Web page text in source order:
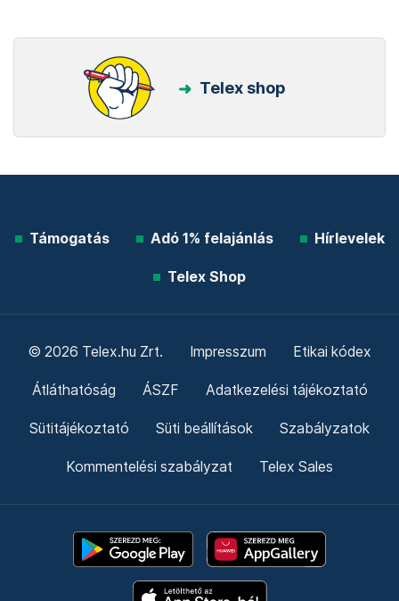
Telex shop
Támogatás Adó 1% felajánlás Hírlevelek
Telex Shop
© 2026 Telex.hu Zrt. Impresszum Etikai kódex
Átláthatóság ÁSZF Adatkezelési tájékoztató
Sütitájékoztató Süti beállítások Szabályzatok
Kommentelési szabályzat Telex Sales